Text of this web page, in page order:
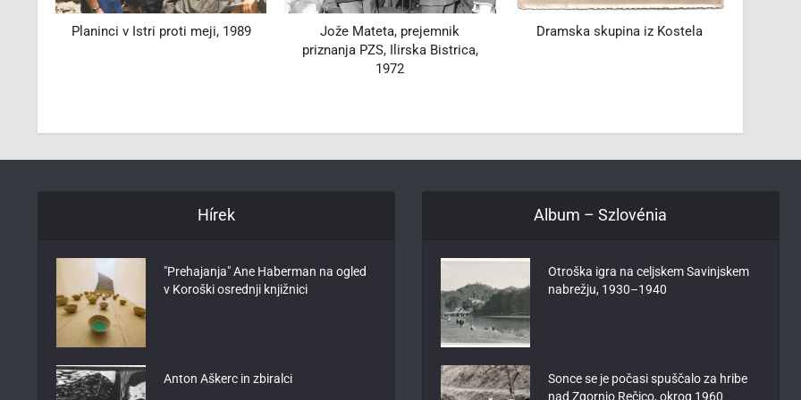
Jože Mateta, prejemnik
Dramska skupina iz Kostela
Šli smo na Triglav
Hírek
"Prehajanja" Ane Haberman na ogled
v Koroški osrednji knjižnici
Anton Aškerc in zbiralci
Album – Szlovénia
Otroška igra na celjskem Savinjskem
nabrežju, 1930–1940
Sonce se je počasi spuščalo za hribe
nad Zgornjo Rečico, okrog 1960